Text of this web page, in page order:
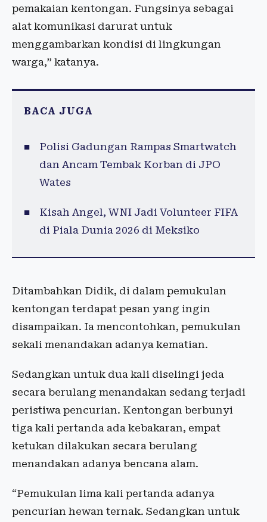
pemakaian kentongan. Fungsinya sebagai
alat komunikasi darurat untuk
menggambarkan kondisi di lingkungan
warga,” katanya.
BACA JUGA
Polisi Gadungan Rampas Smartwatch
dan Ancam Tembak Korban di JPO
Wates
Kisah Angel, WNI Jadi Volunteer FIFA
di Piala Dunia 2026 di Meksiko
Ditambahkan Didik, di dalam pemukulan
kentongan terdapat pesan yang ingin
disampaikan. Ia mencontohkan, pemukulan
sekali menandakan adanya kematian.
Sedangkan untuk dua kali diselingi jeda
secara berulang menandakan sedang terjadi
peristiwa pencurian. Kentongan berbunyi
tiga kali pertanda ada kebakaran, empat
ketukan dilakukan secara berulang
menandakan adanya bencana alam.
“Pemukulan lima kali pertanda adanya
pencurian hewan ternak. Sedangkan untuk